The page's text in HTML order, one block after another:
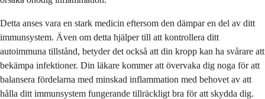
Detta anses vara en stark medicin eftersom den dämpar en del av ditt
immunsystem. Även om detta hjälper till att kontrollera ditt
autoimmuna tillstånd, betyder det också att din kropp kan ha svårare att
bekämpa infektioner. Din läkare kommer att övervaka dig noga för att
balansera fördelarna med minskad inflammation med behovet av att
hålla ditt immunsystem fungerande tillräckligt bra för att skydda dig.